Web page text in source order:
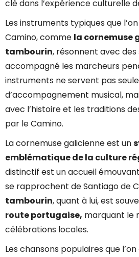
clé dans l’expérience culturelle
Les instruments typiques que
Camino, comme la cornemuse
tambourin, résonnent avec des
accompagné les marcheurs
instruments ne servent pas
d’accompagnement musical,
avec l’histoire et les traditions
par le Camino.
La cornemuse galicienne est un
emblématique de la culture
distinctif est un accueil
se rapprochent de Santiago de
tambourin, quant à lui, est
route portugaise, marquant le
célébrations locales.
Les chansons populaires que